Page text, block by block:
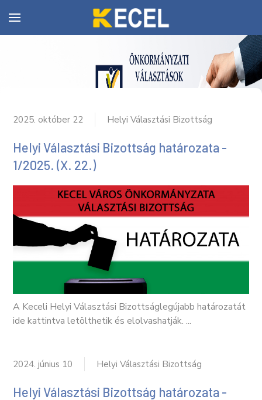
2025. október 22 Helyi Választási Bizottság
Helyi Választási Bizottság határozata -
1/2025. (X. 22.)
A Keceli Helyi Választási Bizottságlegújabb határozatát
ide kattintva letölthetik és elolvashatják. ...
2024. június 10 Helyi Választási Bizottság
Helyi Választási Bizottság határozata -